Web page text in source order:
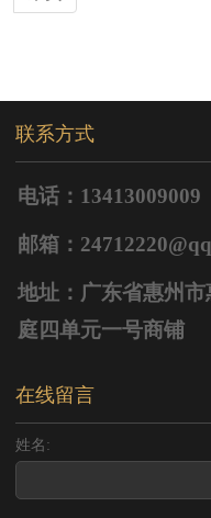
联系方式
电话：13413009009
邮箱：
地址：广东省惠州
庭四单元一号商铺
在线留言
姓名: